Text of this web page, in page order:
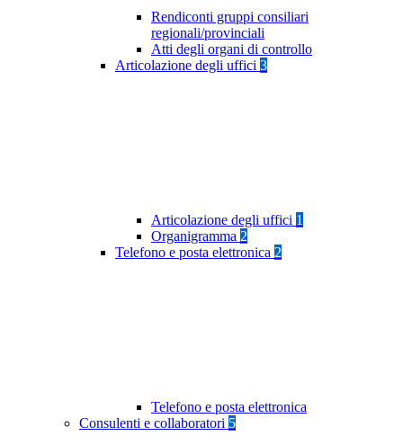
Rendiconti gruppi consiliari
regionali/provinciali
Atti degli organi di controllo
Articolazione degli uffici 3
Articolazione degli uffici 1
Organigramma 2
Telefono e posta elettronica 2
Telefono e posta elettronica
Consulenti e collaboratori 5